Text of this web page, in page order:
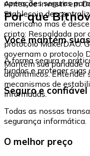
operações seguras
Antes de investir em
Stablecoin
americano mas é
cripto: Respaldada por
protocolo MakerDAO.
governam o protocolo
Mantém sua paridade
algorítmicos. Entender
mecanismos de
informadas.
Por que
Você mantém
A forma segura e
fundos e proteger suas
Seguro e confiável
Todas as nossas
segurança informática.
O melhor preço